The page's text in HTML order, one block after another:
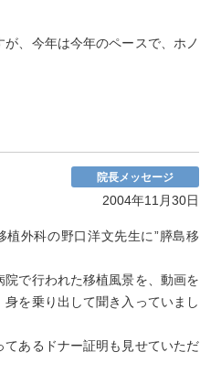
、今年は今年のペースで、ホノ
院長メッセージ
2004年11月30日
外科の野口洋文先生に”膵島移
で行われた移植風景を、動画を
を乗り出して聞き入っていまし
あるドナー証明も見せていただ